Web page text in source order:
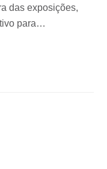
das exposições,
para…